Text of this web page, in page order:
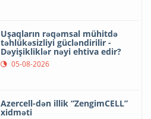
Uşaqların rəqəmsal mühitdə
təhlükəsizliyi gücləndirilir -
Dəyişikliklər nəyi ehtiva edir?
05-08-2026
Azercell-dən illik “ZengimCELL”
xidməti